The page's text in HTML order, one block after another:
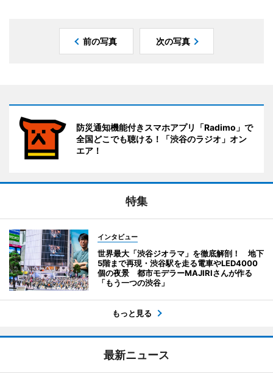
前の写真 次の写真
防災通知機能付きスマホアプリ「Radimo」で
全国どこでも聴ける！「渋谷のラジオ」オン
エア！
特集
インタビュー
世界最大「渋谷ジオラマ」を徹底解剖！ 地下
5階まで再現・渋谷駅を走る電車やLED4000
個の夜景 都市モデラーMAJIRIさんが作る
「もう一つの渋谷」
もっと見る
最新ニュース